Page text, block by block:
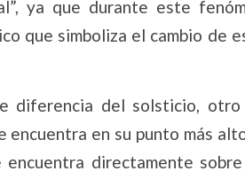
ya que durante este
que simboliza el cambio de
diferencia del solsticio, otro
en su punto más
directamente